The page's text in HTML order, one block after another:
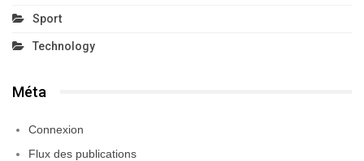
Sport
Technology
Méta
Connexion
Flux des publications